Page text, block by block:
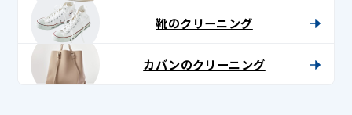
靴のクリーニング
カバンのクリーニング